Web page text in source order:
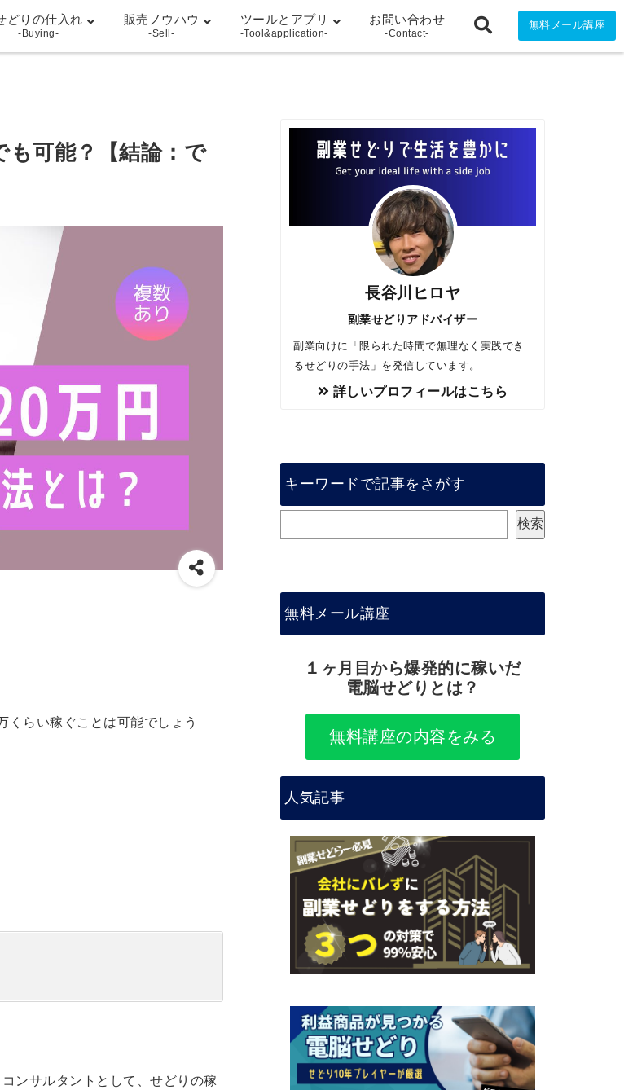
どりの仕入れ
-Buying-
販売ノウハウ
-Sell-
ツールとアプリ
-Tool&application-
お問い合わせ
-Contact-
無料メール講座
可能？【結論：で
くらい稼ぐことは可能でしょう
ンサルタントとして、せどりの稼
長谷川ヒロヤ
副業せどりアドバイザー
副業向けに「限られた時間で無理なく実践でき
るせどりの手法」を発信しています。
詳しいプロフィールはこちら
キーワードで記事をさがす
検索
無料メール講座
１ヶ月目から爆発的に稼いだ
電脳せどりとは？
無料講座の内容をみる
人気記事